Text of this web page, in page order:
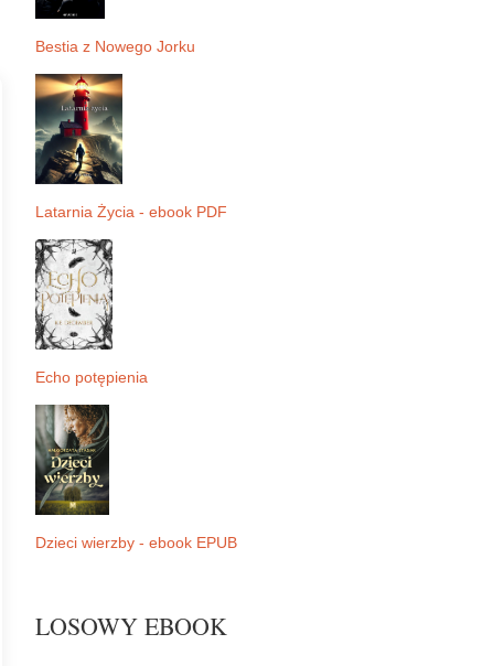
Bestia z Nowego Jorku
Latarnia Życia - ebook PDF
Echo potępienia
Dzieci wierzby - ebook EPUB
LOSOWY EBOOK